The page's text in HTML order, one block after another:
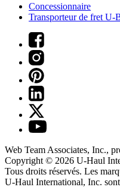
Concessionnaire
Transporteur de fret
Web Team Associates, Inc.,
Copyright © 2026 U-Haul
Tous droits réservés. Les
U-Haul International, Inc.